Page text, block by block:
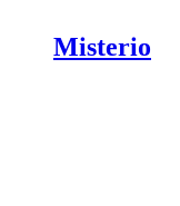
Misterio